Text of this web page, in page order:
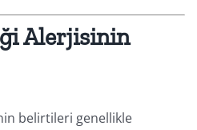
Alerjisinin
belirtileri genellikle